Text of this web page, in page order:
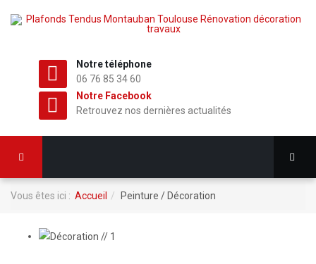
Notre téléphone
06 76 85 34 60
Notre Facebook
Retrouvez nos dernières actualités
Vous êtes ici : Accueil Peinture / Décoration